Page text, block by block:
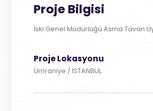
Proje Bilgisi
İski Genel Müdürlüğü Asma Tavan
Proje Lokasyonu
Ümraniye / İSTANBUL